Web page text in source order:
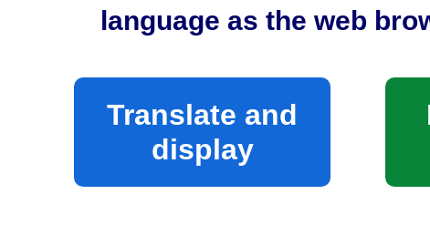
language as the web
Translate and
display
平日午前8時30分から午後5時15分まで
ご本人様の場合は、国若しくは地方公共団
スポート等）をご持参ください。
代理の方が来庁する場合は、委任状及び国
ど（運転免許証、パスポート等）をご持参